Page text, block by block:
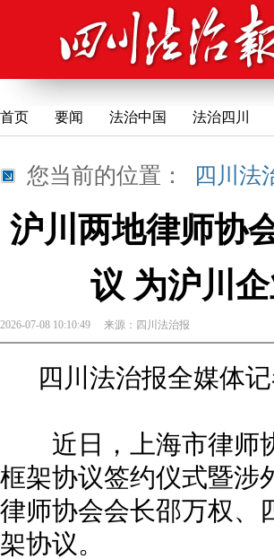
首页 要闻 法治中国 法治四川
您当前的位置： 四川法
沪川两地律师协
议 为沪川
2026-07-08 10:10:49 来源： 四川法治报
四川法治报全媒体记
近日，上海市律师协
框架协议签约仪式暨涉
律师协会会长邵万权、
架协议。